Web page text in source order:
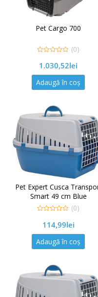
Pet Cargo 700
out
of
5
(0)
1.030,52lei
Adaugă în coș
Pet Expert Cusca
Smart 49 cm Blue
out
5
(0)
114,99lei
Adaugă în coș